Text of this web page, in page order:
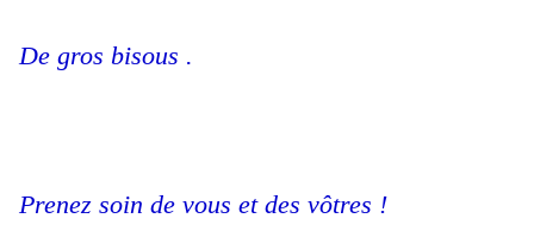
De gros bisous .
Prenez soin de vous et des vôtres !